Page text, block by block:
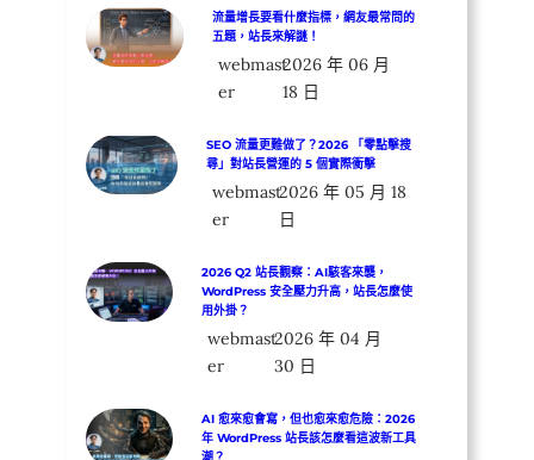
流量增長要看什麼指標，網友最常問的
五題，站長來解謎！
webmast
er
2026 年 06 月
18 日
SEO 流量更難做了？2026 「零點擊搜
尋」對站長營運的 5 個實際衝擊
webmast
er
2026 年 05 月 18
日
2026 Q2 站長觀察：AI駭客來襲，
WordPress 安全壓力升高，站長怎麼使
用外掛？
webmast
er
2026 年 04 月
30 日
AI 愈來愈會寫，但也愈來愈危險：2026
年 WordPress 站長該怎麼看這波新工具
潮？